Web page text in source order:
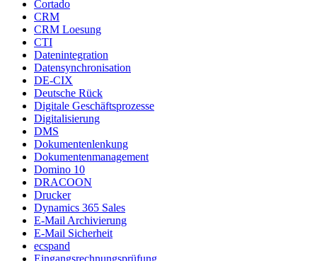
Cortado
CRM
CRM Loesung
CTI
Datenintegration
Datensynchronisation
DE-CIX
Deutsche Rück
Digitale Geschäftsprozesse
Digitalisierung
DMS
Dokumentenlenkung
Dokumentenmanagement
Domino 10
DRACOON
Drucker
Dynamics 365 Sales
E-Mail Archivierung
E-Mail Sicherheit
ecspand
Eingangsrechnungsprüfung